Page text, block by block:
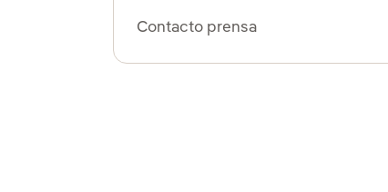
Contacto prensa